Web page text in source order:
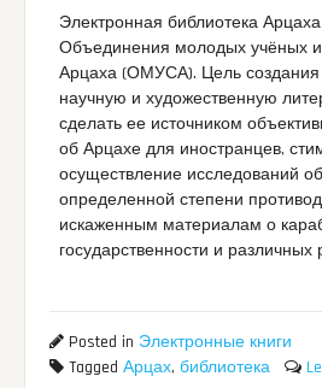
Электронная библиотека
Объединения молодых учёных и
Арцаха (ОМУСА). Цель
научную и художественную
сделать ее источником
об Арцахе для иностранцев,
осуществление исследований
определенной степени
искаженным материалам о
государственности и различных
Posted in Электронные книги
TaggedАрцах,библиотека